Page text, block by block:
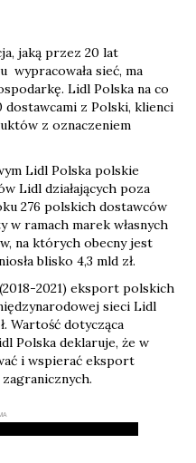
jaką przez 20 lat
wypracowała sieć, ma
Lidl Polska na co
dostawcami z Polski, klienci
z oznaczeniem
Lidl Polska polskie
Lidl działających poza
276 polskich dostawców
ramach marek własnych
na których obecny jest
blisko 4,3 mld zł.
2021) eksport polskich
sieci Lidl
Wartość dotycząca
Polska deklaruje, że w
i wspierać eksport